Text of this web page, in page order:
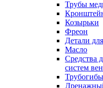
Трубы
Козырьки
Фреон
Детали
Масло
Средства
систем
Трубогибы